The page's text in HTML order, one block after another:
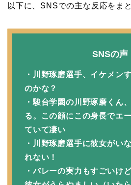
以下に、SNSでの主な反応をま
SNSの声
・川野琢磨選手、イケメン
のかな？
・駿台学園の川野琢磨くん
る。この顔にこの身長でエ
ていて凄い
・川野琢磨選手に彼女がい
れない！
・バレーの実力もすごいけ